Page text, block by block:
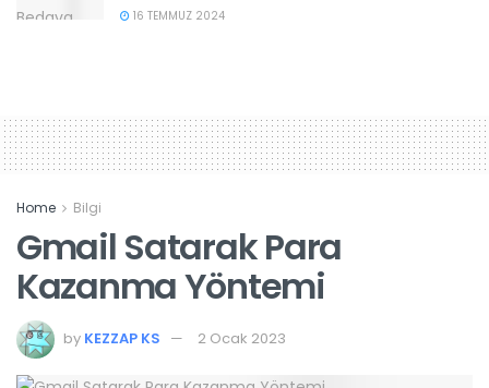
16 TEMMUZ 2024
Home Bilgi
Gmail Satarak Para
Kazanma Yöntemi
by KEZZAP KS 2 Ocak 2023